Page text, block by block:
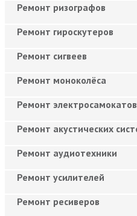
Ремонт ризографов
Ремонт гироскутеров
Ремонт сигвеев
Ремонт моноколёса
Ремонт электросамокатов
Ремонт акустических
Ремонт аудиотехники
Ремонт усилителей
Ремонт ресиверов